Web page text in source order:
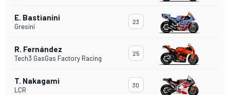
E. Bastianini
Gresini
23
R. Fernández
Tech3 GasGas Factory Racing
25
T. Nakagami
LCR
30